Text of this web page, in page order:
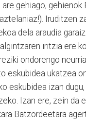
gehiago, gehienok
Iruditzen
dela araudia
iritzia ere
ondorengo
eskubidea ukatzea
eskubidea izan
Izan ere, zein da
Batzordeetara